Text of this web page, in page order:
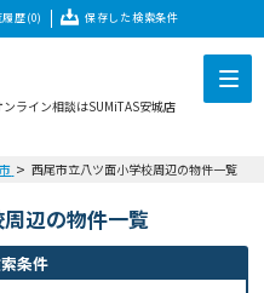
履歴(0) 保存した検索条件
ライン相談はSUMiTAS安城店
西尾市立八ツ面小学校周辺の物件一覧
辺の物件一覧
条件